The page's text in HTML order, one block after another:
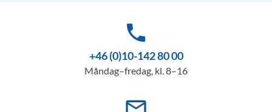
phone
+46 (0)10-142 80 00
Måndag–fredag, kl. 8–16